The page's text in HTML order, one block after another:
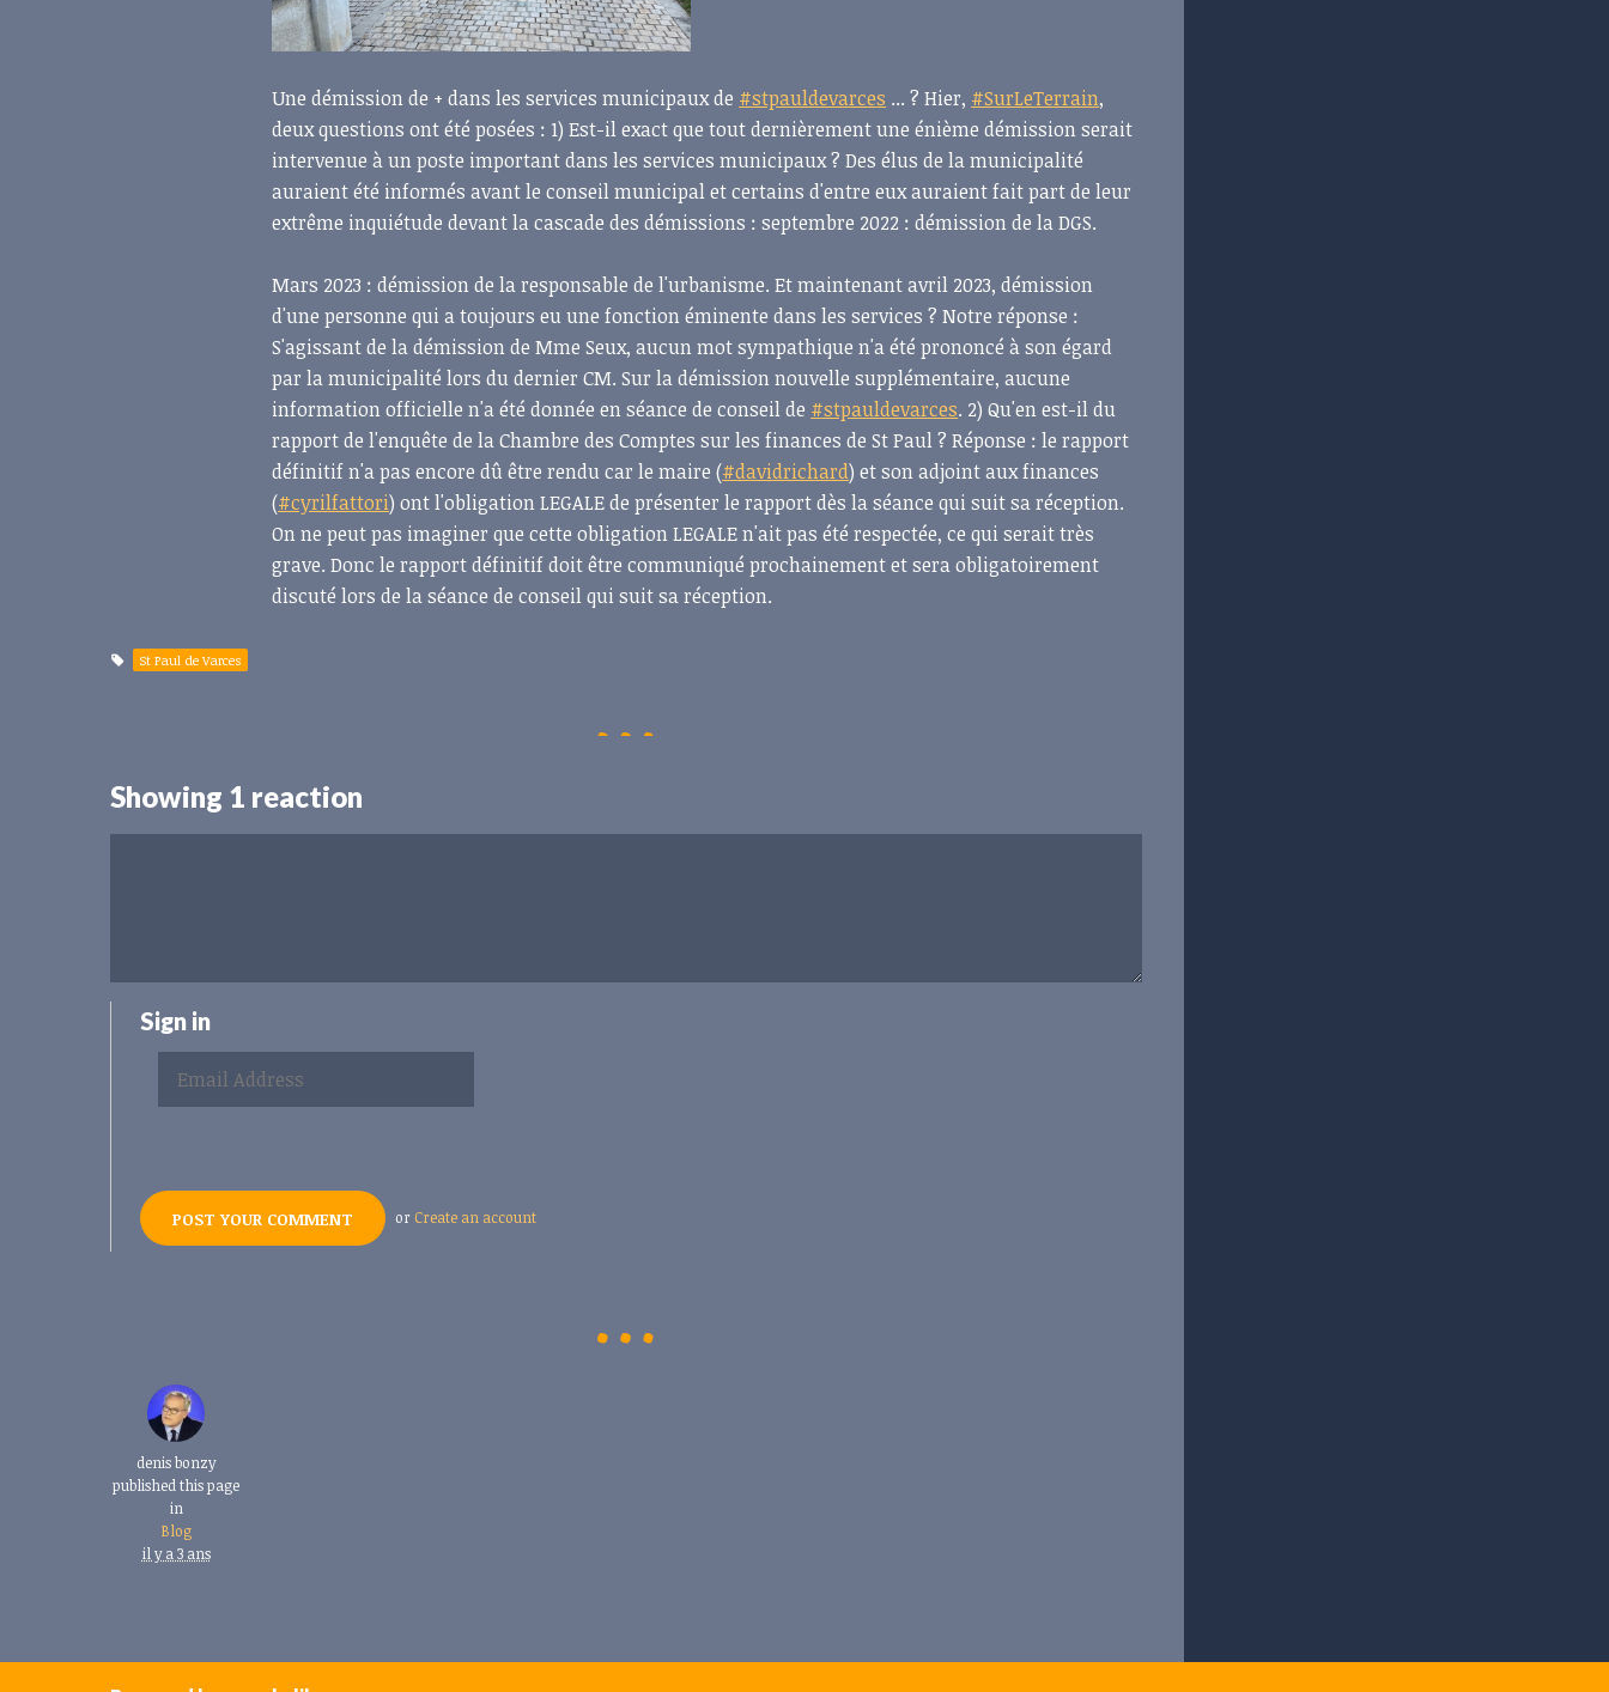
Une démission de + dans les services municipaux de #stpauldevarces ... ? Hier, #SurLeTerrain,
deux questions ont été posées : 1) Est-il exact que tout dernièrement une énième démission serait
intervenue à un poste important dans les services municipaux ? Des élus de la municipalité
auraient été informés avant le conseil municipal et certains d'entre eux auraient fait part de leur
extrême inquiétude devant la cascade des démissions : septembre 2022 : démission de la DGS.
Mars 2023 : démission de la responsable de l'urbanisme. Et maintenant avril 2023, démission
d'une personne qui a toujours eu une fonction éminente dans les services ? Notre réponse :
S'agissant de la démission de Mme Seux, aucun mot sympathique n'a été prononcé à son égard
par la municipalité lors du dernier CM. Sur la démission nouvelle supplémentaire, aucune
information officielle n'a été donnée en séance de conseil de #stpauldevarces. 2) Qu'en est-il du
rapport de l'enquête de la Chambre des Comptes sur les finances de St Paul ? Réponse : le rapport
définitif n'a pas encore dû être rendu car le maire (#davidrichard) et son adjoint aux finances
(#cyrilfattori) ont l'obligation LEGALE de présenter le rapport dès la séance qui suit sa réception.
On ne peut pas imaginer que cette obligation LEGALE n'ait pas été respectée, ce qui serait très
grave. Donc le rapport définitif doit être communiqué prochainement et sera obligatoirement
discuté lors de la séance de conseil qui suit sa réception.
St Paul de Varces
Showing 1 reaction
Sign in
or Create an account
denis bonzy
published this page
in
Blog
il y a 3 ans